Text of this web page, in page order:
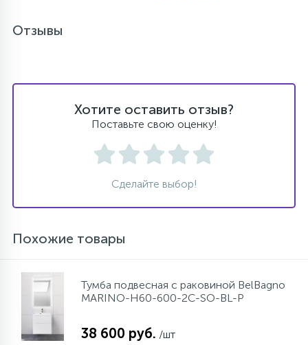
Отзывы
Хотите оставить отзыв?
Поставьте свою оценку!
Сделайте выбор!
Похожие товары
Тумба подвесная с раковиной BelBagno
MARINO-H60-600-2C-SO-BL-P
38 600 руб. /шт